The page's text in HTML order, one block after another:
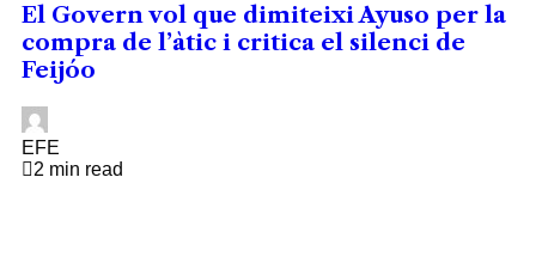
El Govern vol que dimiteixi Ayuso per la
compra de l’àtic i critica el silenci de
Feijóo
EFE
2 min read